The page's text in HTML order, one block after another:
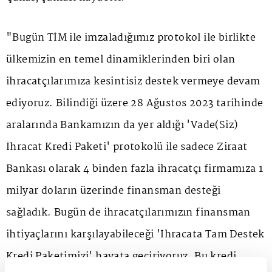
"Bugün TİM ile imzaladığımız protokol ile birlikte
ülkemizin en temel dinamiklerinden biri olan
ihracatçılarımıza kesintisiz destek vermeye devam
ediyoruz. Bilindiği üzere 28 Ağustos 2023 tarihinde
aralarında Bankamızın da yer aldığı 'Vade(Siz)
İhracat Kredi Paketi' protokolü ile sadece Ziraat
Bankası olarak 4 binden fazla ihracatçı firmamıza 1
milyar doların üzerinde finansman desteği
sağladık. Bugün de ihracatçılarımızın finansman
ihtiyaçlarını karşılayabileceği 'İhracata Tam Destek
Kredi Paketimizi' hayata geçiriyoruz. Bu kredi